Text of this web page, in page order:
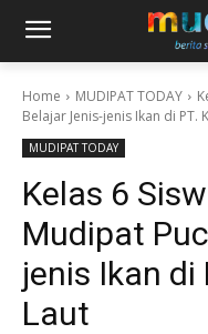
Home MUDIPAT TODAY
Belajar Jenis-jenis Ikan di PT.
MUDIPAT TODAY
Kelas 6
Mudipat
jenis Ikan di
Laut